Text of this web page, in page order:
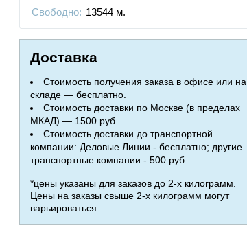
Свободно: 13544 м.
Доставка
Стоимость получения заказа в офисе или на
складе — бесплатно.
Стоимость доставки по Москве (в пределах
МКАД) — 1500 руб.
Стоимость доставки до транспортной
компании: Деловые Линии - бесплатно; другие
транспортные компании - 500 руб.
*цены указаны для заказов до 2-х килограмм.
Цены на заказы свыше 2-х килограмм могут
варьироваться